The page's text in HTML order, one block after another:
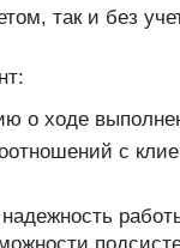
так и без
о ходе
с